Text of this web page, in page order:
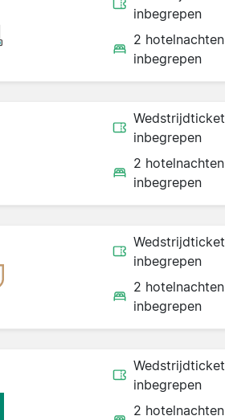
inbegrepen
2 hotelnachten
inbegrepen
Wedstrijdticket
inbegrepen
2 hotelnachten
inbegrepen
Wedstrijdticket
inbegrepen
2 hotelnachten
inbegrepen
Wedstrijdticket
inbegrepen
2 hotelnachten